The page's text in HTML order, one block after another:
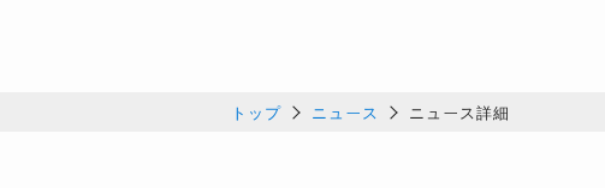
トップ ニュース ニュース詳細